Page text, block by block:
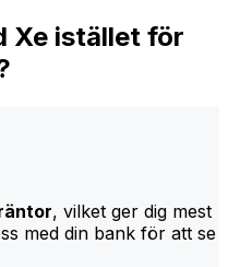
Xe istället för
, vilket ger dig mest
med din bank för att se